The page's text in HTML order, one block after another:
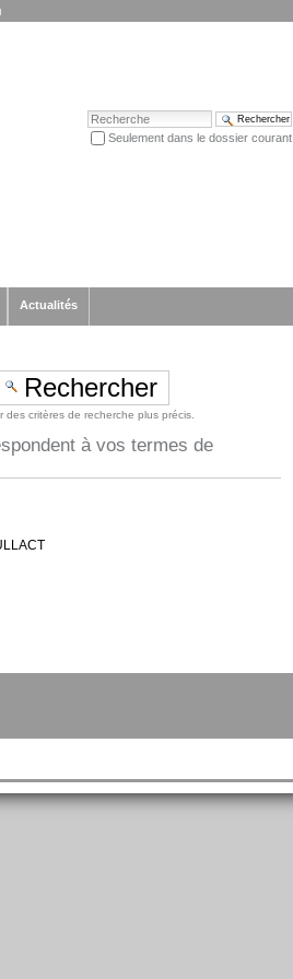
Chercher par
Seulement dans le dossier courant
Actualités
des critères de recherche plus précis.
à vos termes de